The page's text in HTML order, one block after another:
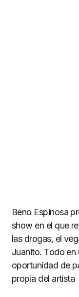
Beno Espinosa
show en el que
las drogas, el
Juanito. Todo en
oportunidad de
propia del artista